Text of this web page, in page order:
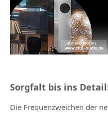
Sorgfalt bis ins
Die Frequenzweichen der